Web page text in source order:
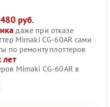
руб.
даже при отказе
Mimaki CG-60AR сами
по ремонту плоттеров
лет
Mimaki CG-60AR в